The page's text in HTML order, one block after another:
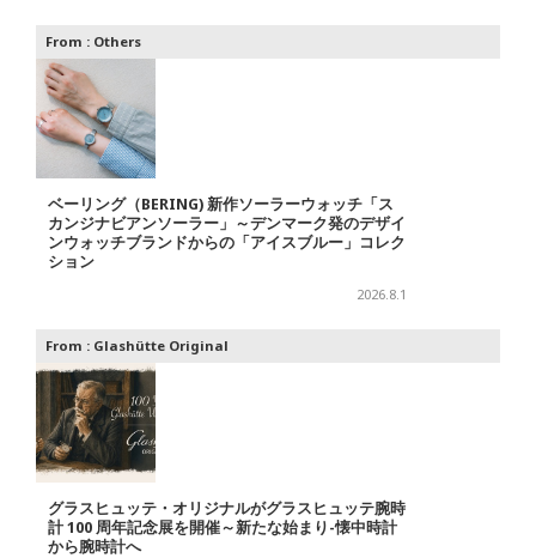
From : Others
ベーリング（BERING) 新作ソーラーウォッチ「ス
カンジナビアンソーラー」～デンマーク発のデザイ
ンウォッチブランドからの「アイスブルー」コレク
ション
2026.8.1
From : Glashütte Original
グラスヒュッテ・オリジナルがグラスヒュッテ腕時
計 100 周年記念展を開催～新たな始まり-懐中時計
から腕時計へ